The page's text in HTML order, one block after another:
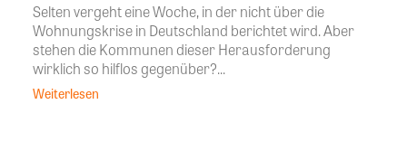
Selten vergeht eine Woche, in der nicht über die
Wohnungskrise in Deutschland berichtet wird. Aber
stehen die Kommunen dieser Herausforderung
wirklich so hilflos gegenüber?...
Weiterlesen